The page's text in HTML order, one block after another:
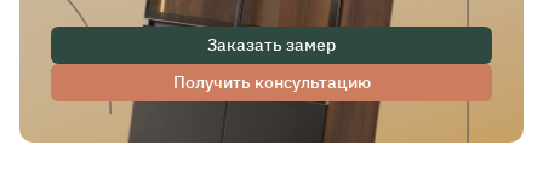
Заказать замер
Получить консультацию